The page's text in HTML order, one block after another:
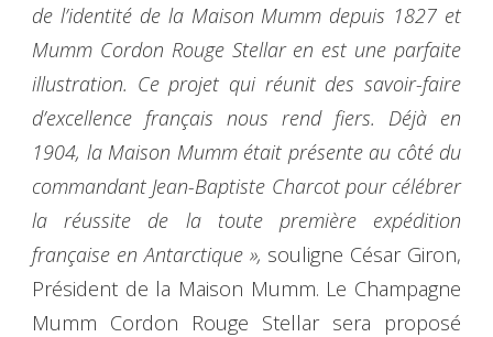
de l’identité de la Maison Mumm depuis 1827 et
Mumm Cordon Rouge Stellar en est une parfaite
illustration. Ce projet qui réunit des savoir-faire
d’excellence français nous rend fiers. Déjà en
1904, la Maison Mumm était présente au côté du
commandant Jean-Baptiste Charcot pour célébrer
la réussite de la toute première expédition
française en Antarctique », souligne César Giron,
Président de la Maison Mumm. Le Champagne
Mumm Cordon Rouge Stellar sera proposé